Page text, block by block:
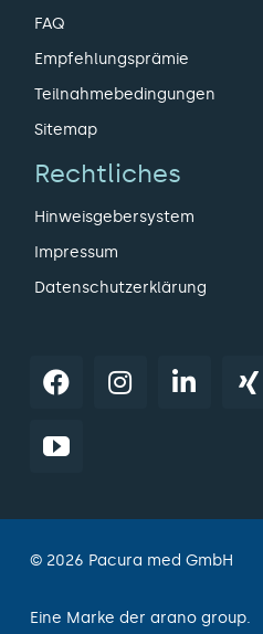
FAQ
Empfehlungsprämie
Teilnahmebedingungen
Sitemap
Rechtliches
Hinweisgebersystem
Impressum
Datenschutzerklärung
© 2026 Pacura med GmbH
Eine Marke der arano group.